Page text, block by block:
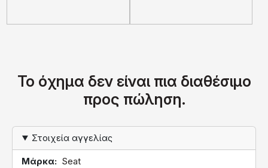
Το όχημα δεν είναι πια διαθέσιμο
προς πώληση.
Στοιχεία αγγελίας
Μάρκα Seat